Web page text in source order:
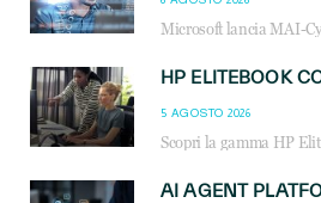
5 AGOSTO 2026